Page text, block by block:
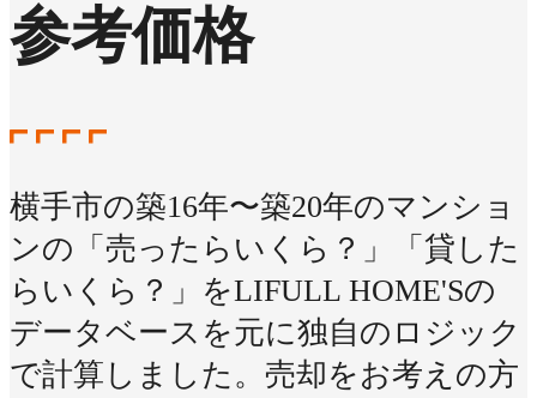
参考価格
横手市の築16年〜築20年のマンショ
ンの「売ったらいくら？」「貸した
らいくら？」をLIFULL HOME'Sの
データベースを元に独自のロジック
で計算しました。売却をお考えの方